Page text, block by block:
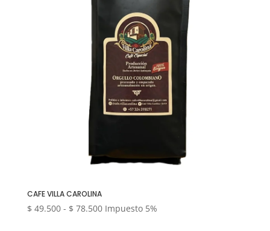
CAFE VILLA CAROLINA
$ 49.500 - $ 78.500Rango
Impuesto 5%